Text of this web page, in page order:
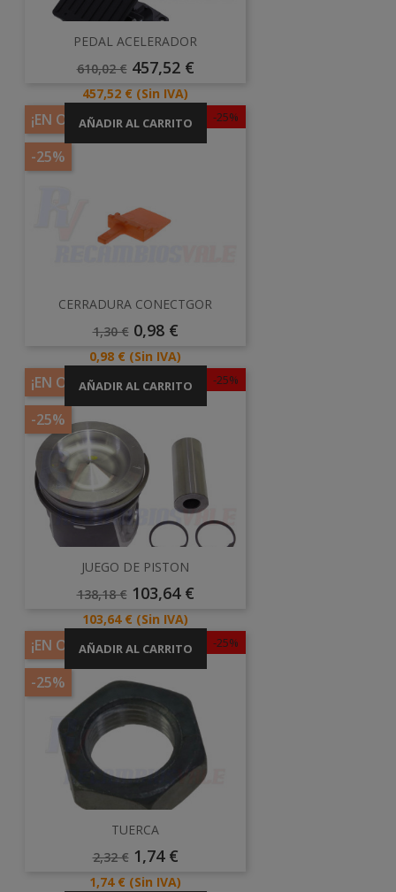
PEDAL ACELERADOR
Precio
610,02 € Precio
457,52 €
Precio
457,52 € (Sin IVA)
AÑADIR AL CARRITO -25%
¡EN OFERTA!
-25%
CERRADURA CONECTGOR
Precio
1,30 € Precio
0,98 €
Precio
0,98 € (Sin IVA)
AÑADIR AL CARRITO -25%
¡EN OFERTA!
-25%
JUEGO DE PISTON
Precio
138,18 € Precio
103,64 €
Precio
103,64 € (Sin IVA)
AÑADIR AL CARRITO -25%
¡EN OFERTA!
-25%
TUERCA
Precio
2,32 € Precio
1,74 €
Precio
1,74 € (Sin IVA)